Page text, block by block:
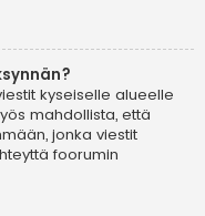
kyseiselle alueelle
mahdollista, että
jonka viestit
foorumin